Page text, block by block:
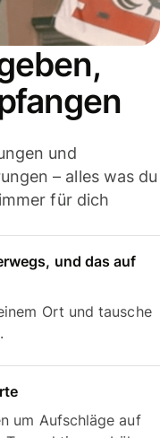
und
– alles was du
für dich
und das auf
Ort und tausche
um Aufschläge auf